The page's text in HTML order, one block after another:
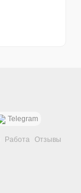
Telegram
Работа Отзывы